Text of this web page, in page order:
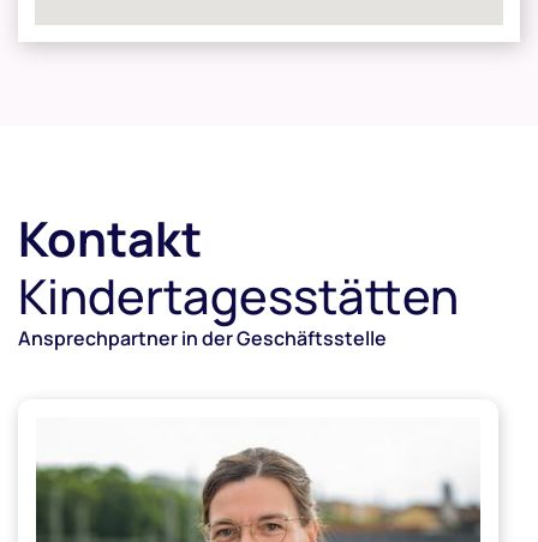
Kontakt
Kindertagesstätten
Ansprechpartner in der Geschäftsstelle